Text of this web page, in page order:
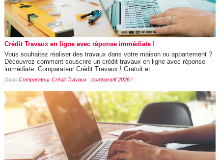
Crédit Travaux en ligne avec réponse immédiate !
Vous souhaitez réaliser des travaux dans votre maison ou appartement ?
Découvrez comment souscrire un crédit travaux en ligne avec réponse
immédiate. Comparateur Crédit Travaux ! Gratuit et...
Dans Comparateur Crédit Travaux : comparatif 2026 !